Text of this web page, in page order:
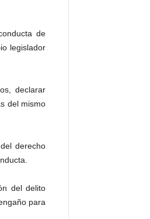
de
legislador
declarar
del mismo
derecho
del delito
para